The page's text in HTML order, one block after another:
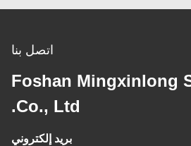
اتصل بنا
Foshan Mingxinlong
Co., Ltd.
بريد إلكتروني